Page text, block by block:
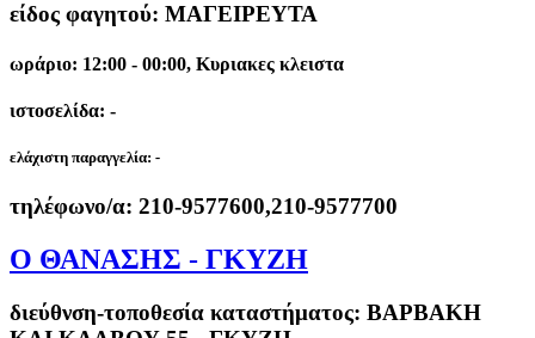
είδος φαγητού: ΜΑΓΕΙΡΕΥΤΑ
ωράριο: 12:00 - 00:00, Κυριακες κλειστα
ιστοσελίδα: -
ελάχιστη παραγγελία: -
τηλέφωνο/α: 210-9577600,210-9577700
Ο ΘΑΝΑΣΗΣ - ΓΚΥΖΗ
διεύθνση-τοποθεσία καταστήματος: ΒΑΡΒΑΚΗ